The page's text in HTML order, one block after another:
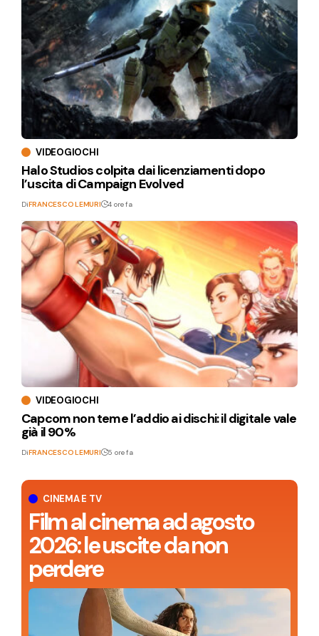
CINEMA E TV
Film al cinema ad agosto
2026: le uscite da non
perdere
VIDEOGIOCHI
Halo Studios colpita dai licenziamenti dopo
l’uscita di Campaign Evolved
DiFRANCESCO LEMURI 4 ore fa
VIDEOGIOCHI
Capcom non teme l’addio ai dischi: il digitale vale
già il 90%
DiFRANCESCO LEMURI 5 ore fa